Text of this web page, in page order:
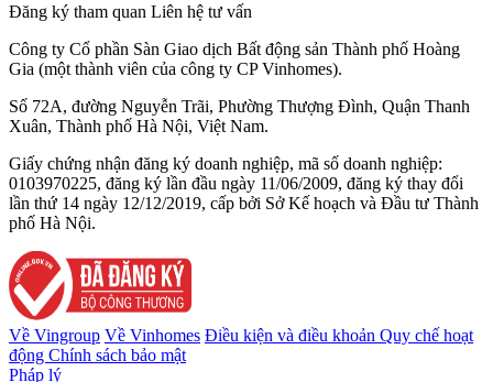
Đăng ký tham quan Liên hệ tư vấn
Công ty Cổ phần Sàn Giao dịch Bất động sản Thành phố Hoàng
Gia (một thành viên của công ty CP Vinhomes).
Số 72A, đường Nguyễn Trãi, Phường Thượng Đình, Quận Thanh
Xuân, Thành phố Hà Nội, Việt Nam.
Giấy chứng nhận đăng ký doanh nghiệp, mã số doanh nghiệp:
0103970225, đăng ký lần đầu ngày 11/06/2009, đăng ký thay đổi
lần thứ 14 ngày 12/12/2019, cấp bởi Sở Kế hoạch và Đầu tư Thành
phố Hà Nội.
Về Vingroup Về Vinhomes Điều kiện và điều khoản Quy chế hoạt
động Chính sách bảo mật
Pháp lý